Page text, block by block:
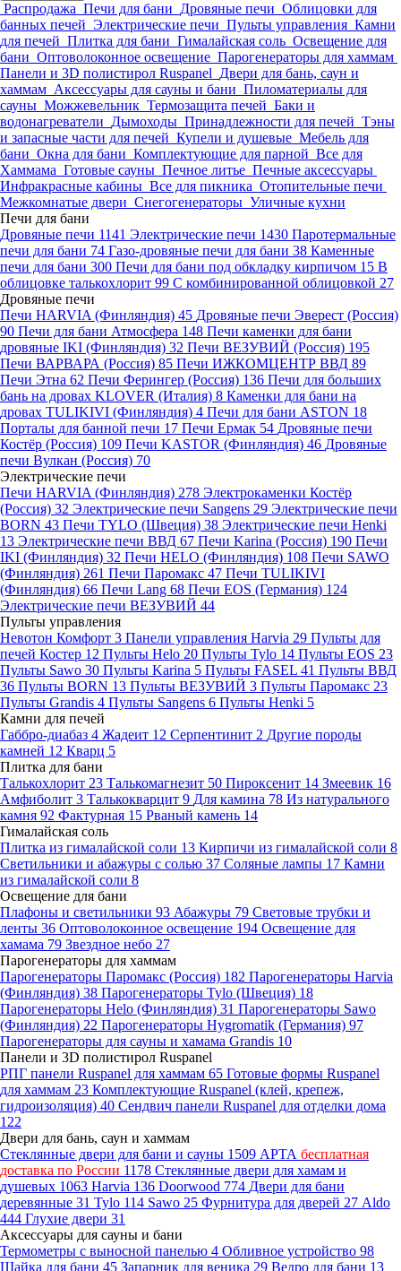
Распродажа Печи для бани Дровяные печи Облицовки для
банных печей Электрические печи Пульты управления Камни
для печей Плитка для бани Гималайская соль Освещение для
бани Оптоволоконное освещение Парогенераторы для хаммам
Панели и 3D полистирол Ruspanel Двери для бань, саун и
хаммам Аксессуары для сауны и бани Пиломатериалы для
сауны Можжевельник Термозащита печей Баки и
водонагреватели Дымоходы Принадлежности для печей Тэны
и запасные части для печей Купели и душевые Мебель для
бани Окна для бани Комплектующие для парной Все для
Хаммама Готовые сауны Печное литье Печные аксессуары
Инфракрасные кабины Все для пикника Отопительные печи
Межкомнатые двери Снегогенераторы Уличные кухни
Печи для бани
Дровяные печи 1141 Электрические печи 1430 Паротермальные
печи для бани 74 Газо-дровяные печи для бани 38 Каменные
печи для бани 300 Печи для бани под обкладку кирпичом 15 В
облицовке талькохлорит 99 С комбинированной облицовкой 27
Дровяные печи
Печи HARVIA (Финляндия) 45 Дровяные печи Эверест (Россия)
90 Печи для бани Атмосфера 148 Печи каменки для бани
дровяные IKI (Финляндия) 32 Печи ВЕЗУВИЙ (Россия) 195
Печи ВАРВАРА (Россия) 85 Печи ИЖКОМЦЕНТР ВВД 89
Печи Этна 62 Печи Ферингер (Россия) 136 Печи для больших
бань на дровах KLOVER (Италия) 8 Каменки для бани на
дровах TULIKIVI (Финляндия) 4 Печи для бани ASTON 18
Порталы для банной печи 17 Печи Ермак 54 Дровяные печи
Костёр (Россия) 109 Печи KASTOR (Финляндия) 46 Дровяные
печи Вулкан (Россия) 70
Электрические печи
Печи HARVIA (Финляндия) 278 Электрокаменки Костёр
(Россия) 32 Электрические печи Sangens 29 Электрические печи
BORN 43 Печи TYLO (Швеция) 38 Электрические печи Henki
13 Электрические печи ВВД 67 Печи Karina (Россия) 190 Печи
IKI (Финляндия) 32 Печи HELO (Финляндия) 108 Печи SAWO
(Финляндия) 261 Печи Паромакс 47 Печи TULIKIVI
(Финляндия) 66 Печи Lang 68 Печи EOS (Германия) 124
Электрические печи ВЕЗУВИЙ 44
Пульты управления
Невотон Комфорт 3 Панели управления Harvia 29 Пульты для
печей Костер 12 Пульты Helo 20 Пульты Tylo 14 Пульты EOS 23
Пульты Sawo 30 Пульты Karina 5 Пульты FASEL 41 Пульты ВВД
36 Пульты BORN 13 Пульты ВЕЗУВИЙ 3 Пульты Паромакс 23
Пульты Grandis 4 Пульты Sangens 6 Пульты Henki 5
Камни для печей
Габбро-диабаз 4 Жадеит 12 Серпентинит 2 Другие породы
камней 12 Кварц 5
Плитка для бани
Талькохлорит 23 Талькомагнезит 50 Пироксенит 14 Змеевик 16
Амфиболит 3 Талькокварцит 9 Для камина 78 Из натурального
камня 92 Фактурная 15 Рваный камень 14
Гималайская соль
Плитка из гималайской соли 13 Кирпичи из гималайской соли 8
Светильники и абажуры с солью 37 Соляные лампы 17 Камни
из гималайской соли 8
Освещение для бани
Плафоны и светильники 93 Абажуры 79 Световые трубки и
ленты 36 Оптоволоконное освещение 194 Освещение для
хамама 79 Звездное небо 27
Парогенераторы для хаммам
Парогенераторы Паромакс (Россия) 182 Парогенераторы Harvia
(Финляндия) 38 Парогенераторы Tylo (Швеция) 18
Парогенераторы Helo (Финляндия) 31 Парогенераторы Sawo
(Финляндия) 22 Парогенераторы Hygromatik (Германия) 97
Парогенераторы для сауны и хамама Grandis 10
Панели и 3D полистирол Ruspanel
РПГ панели Ruspanel для хаммам 65 Готовые формы Ruspanel
для хаммам 23 Комплектующие Ruspanel (клей, крепеж,
гидроизоляция) 40 Сендвич панели Ruspanel для отделки дома
122
Двери для бань, саун и хаммам
Стеклянные двери для бани и сауны 1509 АРТА бесплатная
доставка по России 1178 Стеклянные двери для хамам и
душевых 1063 Harvia 136 Doorwood 774 Двери для бани
деревянные 31 Tylo 114 Sawo 25 Фурнитура для дверей 27 Aldo
444 Глухие двери 31
Аксессуары для сауны и бани
Термометры с выносной панелью 4 Обливное устройство 98
Шайка для бани 45 Запарник для веника 29 Ведро для бани 13